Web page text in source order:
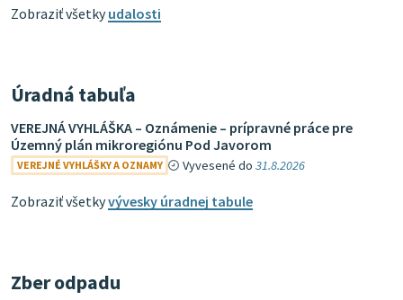
Zobraziť všetkyudalosti
Úradná tabuľa
VEREJNÁ VYHLÁŠKA – Oznámenie – prípravné práce pre
Územný plán mikroregiónu Pod Javorom
VEREJNÉ VYHLÁŠKY A OZNAMY Vyvesené do31.8.2026
Zobraziť všetkyvývesky úradnej tabule
Zber odpadu